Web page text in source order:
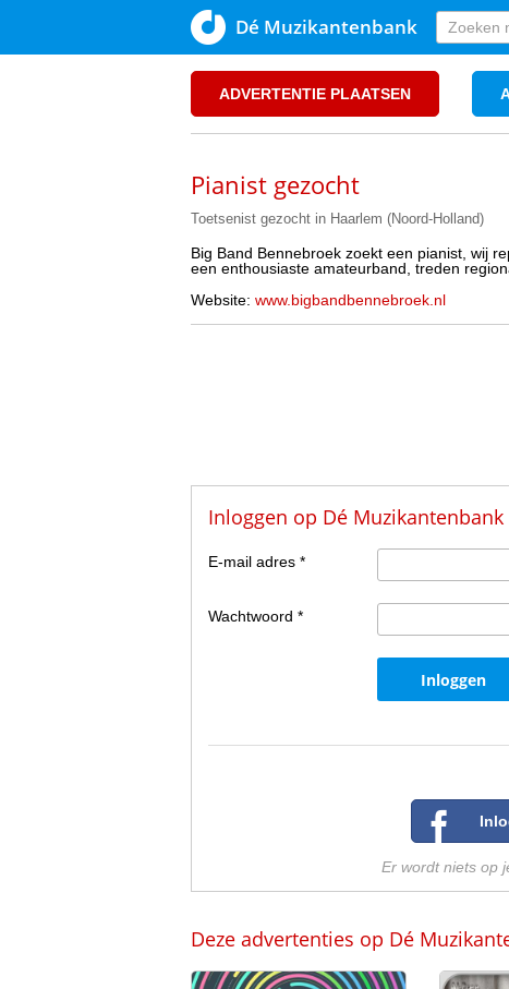
Dé Muzikantenbank
ADVERTENTIE PLAATSEN
Pianist gezocht
Toetsenist gezocht in Haarlem (Noord-Holland)
Big Band Bennebroek zoekt een pianist, wij
een enthousiaste amateurband, treden
Website: www.bigbandbennebroek.nl
Inloggen op Dé
E-mail adres *
Wachtwoord *
Er wordt niets op
Deze advertenties op Dé